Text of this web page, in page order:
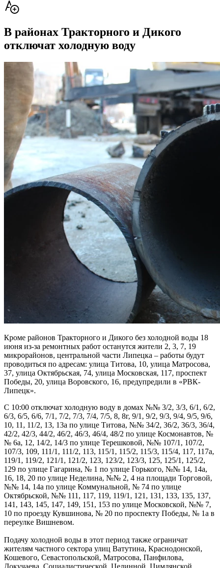
В районах Тракторного и Дикого
отключат холодную воду
Кроме районов Тракторного и Дикого без холодной воды 18
июня из-за ремонтных работ останутся жители 2, 3, 7, 19
микрорайонов, центральной части Липецка – работы будут
проводиться по адресам: улица Титова, 10, улица Матросова,
37, улица Октябрьская, 74, улица Московская, 117, проспект
Победы, 20, улица Воровского, 16, предупредили в «РВК-
Липецк».
С 10:00 отключат холодную воду в домах №№ 3/2, 3/3, 6/1, 6/2,
6/3, 6/5, 6/6, 7/1, 7/2, 7/3, 7/4, 7/5, 8, 8г, 9/1, 9/2, 9/3, 9/4, 9/5, 9/6,
10, 11, 11/2, 13, 13а по улице Титова, №№ 34/2, 36/2, 36/3, 36/4,
42/2, 42/3, 44/2, 46/2, 46/3, 46/4, 48/2 по улице Космонавтов, №
№ 6а, 12, 14/2, 14/3 по улице Терешковой, №№ 107/1, 107/2,
107/3, 109, 111/1, 111/2, 113, 115/1, 115/2, 115/3, 115/4, 117, 117а,
119/1, 119/2, 121/1, 121/2, 123, 123/2, 123/3, 125, 125/1, 125/2,
129 по улице Гагарина, № 1 по улице Горького, №№ 14, 14а,
16, 18, 20 по улице Неделина, №№ 2, 4 на площади Торговой,
№№ 14, 14а по улице Коммунальной, № 74 по улице
Октябрьской, №№ 111, 117, 119, 119/1, 121, 131, 133, 135, 137,
141, 143, 145, 147, 149, 151, 153 по улице Московской, №№ 7,
10 по проезду Кувшинова, № 20 по проспекту Победы, № 1а в
переулке Вишневом.
Подачу холодной воды в этот период также ограничат
жителям частного сектора улиц Ватутина, Краснодонской,
Кошевого, Севастопольской, Матросова, Панфилова,
Докучаева, Социалистической, Целинной, Цимлянской,